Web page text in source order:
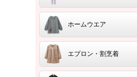
ホームウエア
エプロン・割烹着